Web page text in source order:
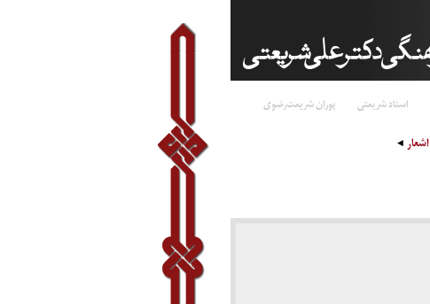
استاد شریعتی پوران شریعت‌رضوی
اشعار